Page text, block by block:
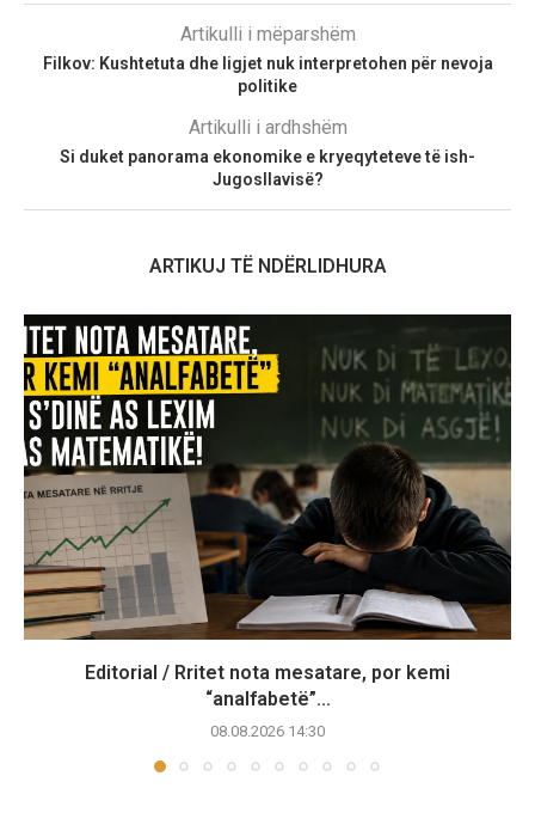
Artikulli i mëparshëm
Filkov: Kushtetuta dhe ligjet nuk interpretohen për nevoja
politike
Artikulli i ardhshëm
Si duket panorama ekonomike e kryeqyteteve të ish-
Jugosllavisë?
ARTIKUJ TË NDËRLIDHURA
Editorial / Rritet nota mesatare, por kemi
“analfabetë”...
08.08.2026 14:30